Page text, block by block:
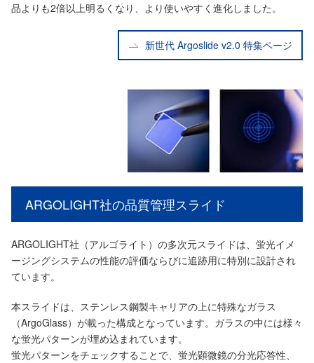
品よりも2倍以上明るくなり、より使いやすく進化しました。
新世代 Argoslide v2.0 特集ページ
ARGOLIGHT社の品質管理スライド
ARGOLIGHT社（アルゴライト）の多次元スライドは、蛍光イメ
ージングシステムの性能の評価ならびに追跡用に特別に設計され
ています。
本スライドは、ステンレス鋼製キャリアの上に特殊なガラス
（ArgoGlass）が載った構成となっています。ガラスの中には様々
な蛍光パターンが埋め込まれています。
蛍光パターンをチェックすることで、蛍光顕微鏡の分光応答性、